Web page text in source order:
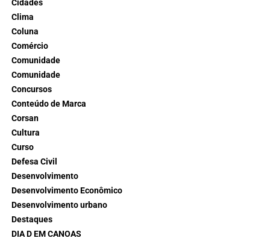
Cidades
Clima
Coluna
Comércio
Comunidade
Comunidade
Concursos
Conteúdo de Marca
Corsan
Cultura
Curso
Defesa Civil
Desenvolvimento
Desenvolvimento Econômico
Desenvolvimento urbano
Destaques
DIA D EM CANOAS